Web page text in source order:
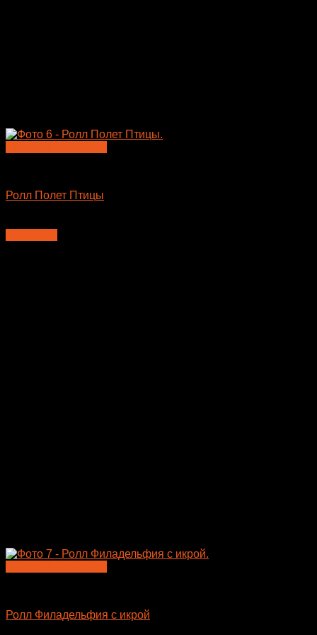
Ролл Полет Птицы
Ролл Филадельфия с икрой